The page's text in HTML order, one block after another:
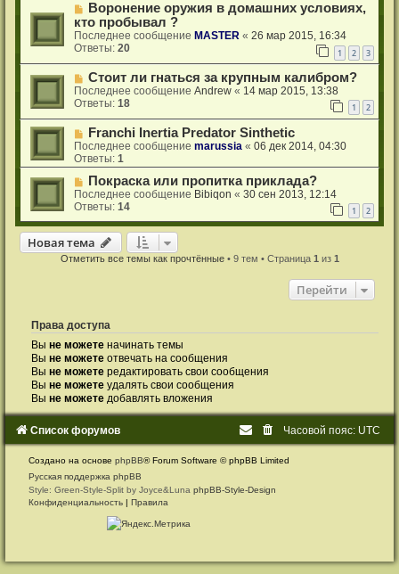
Воронение оружия в домашних условиях,
кто пробывал ?
Последнее сообщение MASTER «26 мар 2015, 16:34
Ответы:20 1 2 3
Стоит ли гнаться за крупным калибром?
Последнее сообщениеAndrew « 14 мар 2015, 13:38
Ответы:18 1 2
Franchi Inertia Predator Sinthetic
Последнее сообщениеmarussia «06 дек 2014, 04:30
Ответы:1
Покраска или пропитка приклада?
Последнее сообщение Bibiqon «30 сен 2013, 12:14
Ответы:14 1 2
Новая тема
Новаятема
Отметить все темы как прочтённые• 9 тем • Страница 1из 1
Перейти
Права доступа
Выне можете начинать темы
Выне можете отвечать на сообщения
Выне можете редактировать свои сообщения
Выне можете удалять свои сообщения
Выне можете добавлять вложения
Список форумов Часовой пояс: UTC
Создано на основеphpBB® Forum Software © phpBB Limited
Русская поддержка phpBB
Style: Green-Style-Split by Joyce&LunaphpBB-Style-Design
Конфиденциальность |Правила